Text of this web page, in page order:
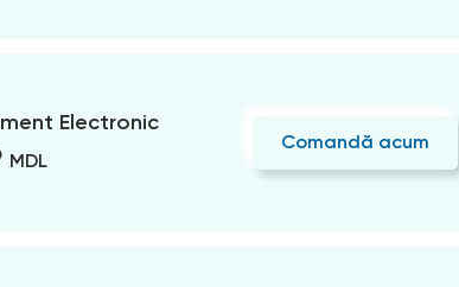
Electronic
MDL
Comandă acum